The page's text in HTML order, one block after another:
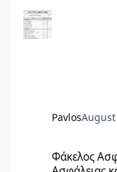
Pavlos
Φάκελος